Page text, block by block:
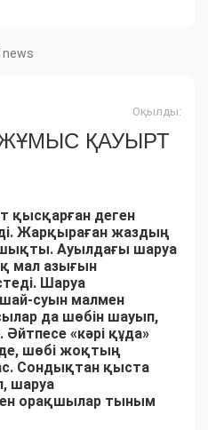
news
Оқылды:
ҚАУЫРТ
қысқарған деген
Жарқыраған жаздың
Ауылдағы шаруа
мал азығын
Шаруа
суын малмен
да шөбін шауып,
«кәрі құда»
шөбі жоқтың
Сондықтан қыста
шаруа
орақшылар тыным